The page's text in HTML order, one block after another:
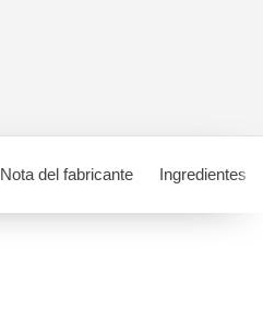
Nota del fabricante Ingredientes